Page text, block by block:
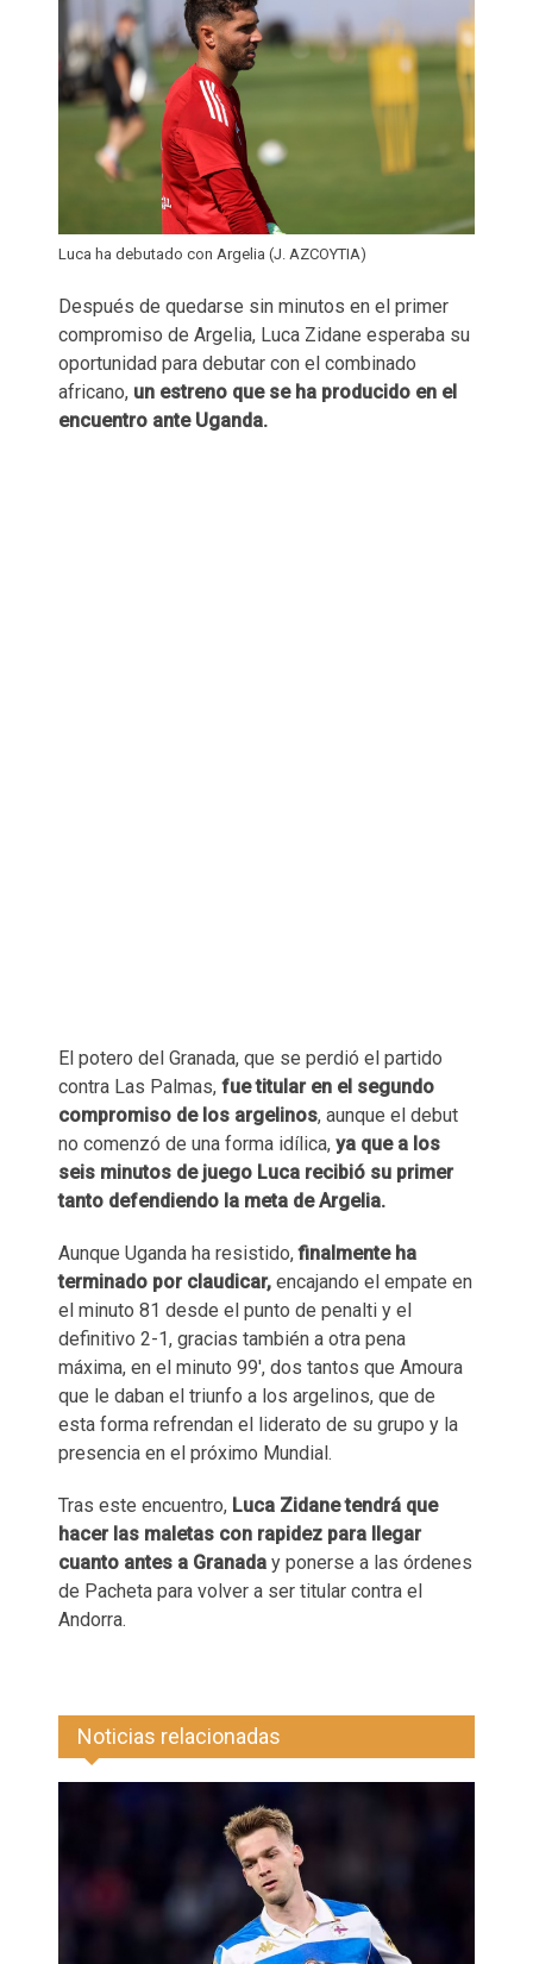
Luca ha debutado con Argelia (J. AZCOYTIA)
Después de quedarse sin minutos en el primer
compromiso de Argelia, Luca Zidane esperaba su
oportunidad para debutar con el combinado
africano, un estreno que se ha producido en el
encuentro ante Uganda.
El potero del Granada, que se perdió el partido
contra Las Palmas, fue titular en el segundo
compromiso de los argelinos, aunque el debut
no comenzó de una forma idílica, ya que a los
seis minutos de juego Luca recibió su primer
tanto defendiendo la meta de Argelia.
Aunque Uganda ha resistido,finalmente ha
terminado por claudicar, encajando el empate en
el minuto 81 desde el punto de penalti y el
definitivo 2-1, gracias también a otra pena
máxima, en el minuto 99', dos tantos que Amoura
que le daban el triunfo a los argelinos, que de
esta forma refrendan el liderato de su grupo y la
presencia en el próximo Mundial.
Tras este encuentro, Luca Zidane tendrá que
hacer las maletas con rapidez para llegar
cuanto antes a Granada y ponerse a las órdenes
de Pacheta para volver a ser titular contra el
Andorra.
Noticias relacionadas